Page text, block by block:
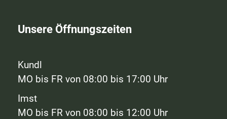
Unsere Öffnungszeiten
Kundl
MO bis FR von 08:00 bis 17:00 Uhr
Imst
MO bis FR von 08:00 bis 12:00 Uhr